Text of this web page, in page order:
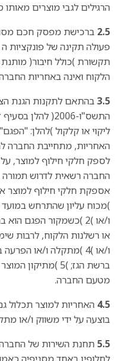
הרגילים לגבי מוצרים מאותו
2.5
תקשורת )כולל חיבור(
הלקוח ואינה באחריות
3.5בהתאם לתקנות הגנת
התשס"ו-2006(
ליקוי או קלקול )להלן:
האחריות, מתחייבת החברה
לספק חלקי חילוף למוצר,
החברה רשאית לדרוש תמורה
)מכוח עליון שהתרחש
או רשלנות הלקוח, לרבות
ו/או )4 )מתקלה ו/או
ברשת הגז; )5
מטעם החברה.
4.5 האחריות למוצר תכלול
בוצעה על ידי משווק ו/או
5.5 תחנת השירות של